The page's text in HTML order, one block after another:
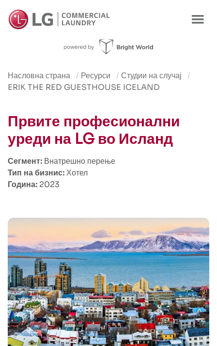
Насловна страна Ресурси
Студии на случај
ERIK THE RED GUESTHOUSE ICELAND
Првите професионални
уреди на LG во Исланд
Сегмент: Внатрешно перење
Тип на бизнис:Хотел
Година: 2023